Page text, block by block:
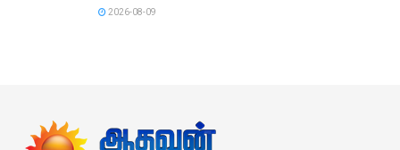
2026-08-09